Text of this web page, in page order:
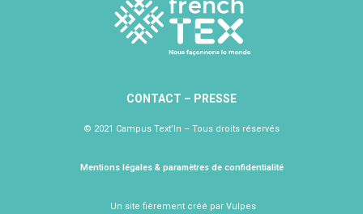
CONTACT – PRESSE
© 2021 Campus Text’In – Tous droits réservés
Mentions légales & paramètres de confidentialité
Un site fièrement créé par Vulpes